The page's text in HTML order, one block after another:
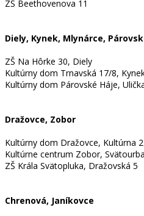
ZŠ Beethovenova 11
Diely, Kynek, Mlynárce,
ZŠ Na Hôrke 30, Diely
Kultúrny dom Trnavská 17/8,
Kultúrny dom Párovské Háje,
Dražovce, Zobor
Kultúrny dom Dražovce, Kultúrna 2
Kultúrne centrum Zobor,
ZŠ Krála Svätopluka, Dražovská 5
Chrenová, Janíkovce